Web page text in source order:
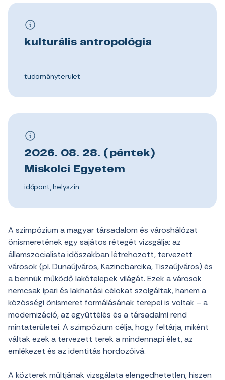
kulturális antropológia
tudományterület
2026. 08. 28. (péntek)
Miskolci Egyetem
időpont, helyszín
A szimpózium a magyar társadalom és városhálózat
önismeretének egy sajátos rétegét vizsgálja: az
államszocialista időszakban létrehozott, tervezett
városok (pl. Dunaújváros, Kazincbarcika, Tiszaújváros) és
a bennük működő lakótelepek világát. Ezek a városok
nemcsak ipari és lakhatási célokat szolgáltak, hanem a
közösségi önismeret formálásának terepei is voltak – a
modernizáció, az együttélés és a társadalmi rend
mintaterületei. A szimpózium célja, hogy feltárja, miként
váltak ezek a tervezett terek a mindennapi élet, az
emlékezet és az identitás hordozóivá.
A közterek múltjának vizsgálata elengedhetetlen, hiszen